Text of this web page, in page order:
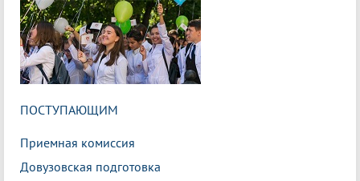
ПОСТУПАЮЩИМ
Приемная комиссия
Довузовская подготовка